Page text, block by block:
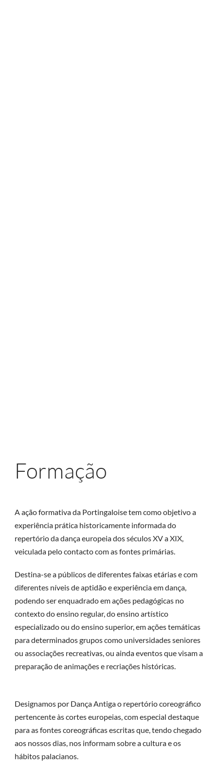
Formação
A ação formativa da Portingaloise tem como objetivo a
experiência prática historicamente informada do
repertório da dança europeia dos séculos XV a XIX,
veiculada pelo contacto com as fontes primárias.
Destina-se a públicos de diferentes faixas etárias e com
diferentes níveis de aptidão e experiência em dança,
podendo ser enquadrado em ações pedagógicas no
contexto do ensino regular, do ensino artístico
especializado ou do ensino superior, em ações temáticas
para determinados grupos como universidades seniores
ou associações recreativas, ou ainda eventos que visam a
preparação de animações e recriações históricas.
Designamos por Dança Antiga o repertório coreográfico
pertencente às cortes europeias, com especial destaque
para as fontes coreográficas escritas que, tendo chegado
aos nossos dias, nos informam sobre a cultura e os
hábitos palacianos.